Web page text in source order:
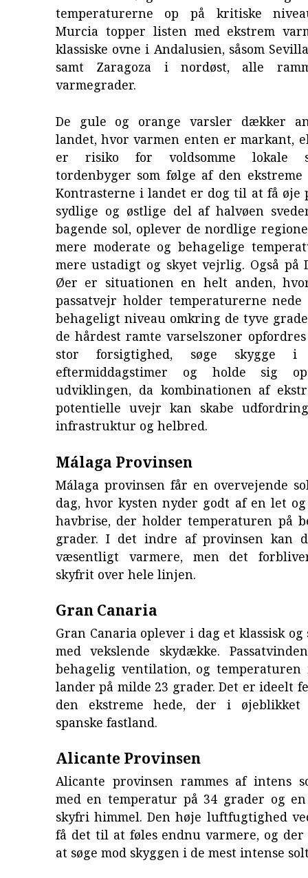
temperaturerne op på kritiske
Murcia topper listen med ekstrem
klassiske ovne i Andalusien, såsom
samt Zaragoza i nordøst, alle
varmegrader.
De gule og orange varsler dækker
landet, hvor varmen enten er markant,
er risiko for voldsomme lokale
tordenbyger som følge af den ekstreme
Kontrasterne i landet er dog til at få øje
sydlige og østlige del af halvøen
bagende sol, oplever de nordlige
mere moderate og behagelige
mere ustadigt og skyet vejrlig. Også på
Øer er situationen en helt anden,
passatvejr holder temperaturerne
behageligt niveau omkring de tyve
de hårdest ramte varselszoner
stor forsigtighed, søge skygge
eftermiddagstimer og holde sig
udviklingen, da kombinationen af
potentielle uvejr kan skabe
infrastruktur og helbred.
Málaga Provinsen
Málaga provinsen får en overvejende
dag, hvor kysten nyder godt af en let
havbrise, der holder temperaturen på
grader. I det indre af provinsen kan
væsentligt varmere, men det
skyfrit over hele linjen.
Gran Canaria
Gran Canaria oplever i dag et klassisk
med vekslende skydække.
behagelig ventilation, og temperaturen
lander på milde 23 grader. Det er ideelt
den ekstreme hede, der i
spanske fastland.
Alicante Provinsen
Alicante provinsen rammes af intens
med en temperatur på 34 grader og
skyfri himmel. Den høje luftfugtighed
få det til at føles endnu varmere, og
at søge mod skyggen i de mest intense